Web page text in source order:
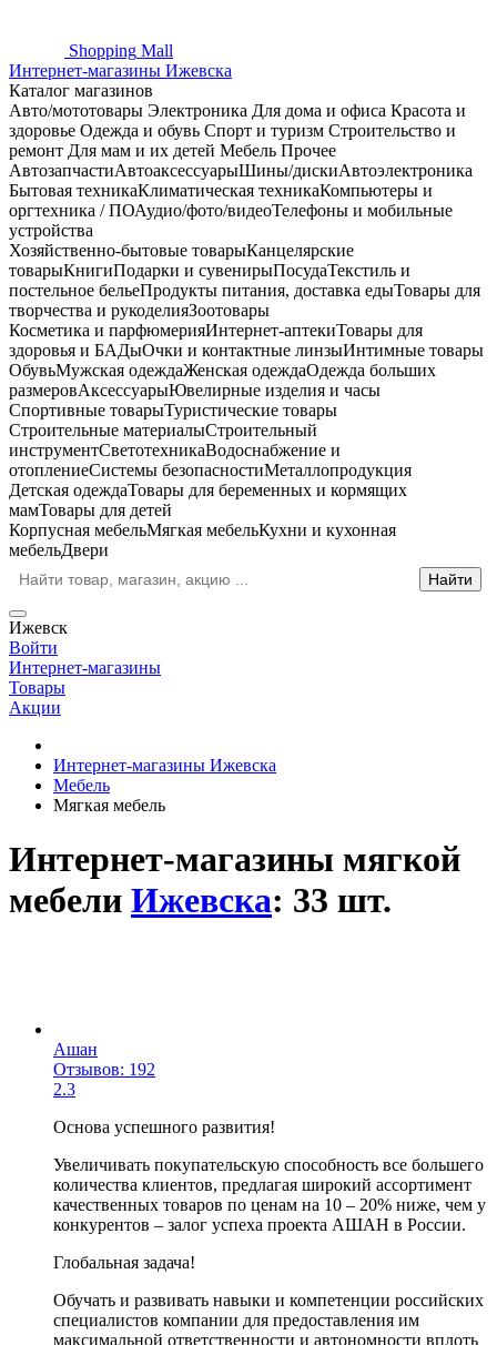
Shopping Mall
Интернет-магазины Ижевска
Каталог магазинов
Авто/мототовары Электроника Для дома и офиса Красота и
здоровье Одежда и обувь Спорт и туризм Строительство и
ремонт Для мам и их детей Мебель Прочее
АвтозапчастиАвтоаксессуарыШины/дискиАвтоэлектроника
Бытовая техникаКлиматическая техникаКомпьютеры и
оргтехника / ПОАудио/фото/видеоТелефоны и мобильные
устройства
Хозяйственно-бытовые товарыКанцелярские
товарыКнигиПодарки и сувенирыПосудаТекстиль и
постельное бельеПродукты питания, доставка едыТовары для
творчества и рукоделияЗоотовары
Косметика и парфюмерияИнтернет-аптекиТовары для
здоровья и БАДыОчки и контактные линзыИнтимные товары
ОбувьМужская одеждаЖенская одеждаОдежда больших
размеровАксессуарыЮвелирные изделия и часы
Спортивные товарыТуристические товары
Строительные материалыСтроительный
инструментСветотехникаВодоснабжение и
отоплениеСистемы безопасностиМеталлопродукция
Детская одеждаТовары для беременных и кормящих
мамТовары для детей
Корпусная мебельМягкая мебельКухни и кухонная
мебельДвери
Ижевск
Войти
Интернет-магазины
Товары
Акции
Интернет-магазины Ижевска
Мебель
Мягкая мебель
Интернет-магазины мягкой
мебели Ижевска: 33 шт.
Ашан
Отзывов: 192
2.3
Основа успешного развития!
Увеличивать покупательскую способность все большего
количества клиентов, предлагая широкий ассортимент
качественных товаров по ценам на 10 – 20% ниже, чем у
конкурентов – залог успеха проекта АШАН в России.
Глобальная задача!
Обучать и развивать навыки и компетенции российских
специалистов компании для предоставления им
максимальной ответственности и автономности вплоть